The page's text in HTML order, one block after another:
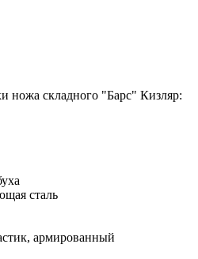
ножа складного "Барс" Кизляр:
сталь
армированный